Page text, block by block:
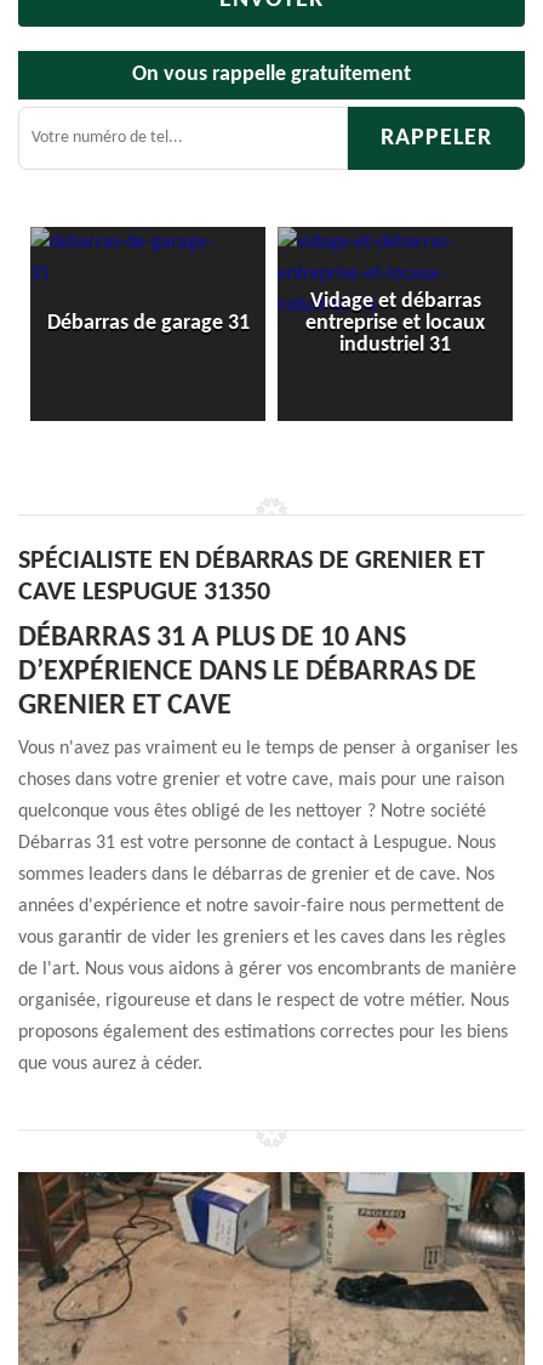
On vous rappelle gratuitement
de garage 31
Vidage et débarras
entreprise et locaux
industriel 31
SPÉCIALISTE EN DÉBARRAS DE GRENIER ET
CAVE LESPUGUE 31350
DÉBARRAS 31 A PLUS DE 10 ANS
D’EXPÉRIENCE DANS LE DÉBARRAS DE
GRENIER ET CAVE
Vous n'avez pas vraiment eu le temps de penser à organiser les
choses dans votre grenier et votre cave, mais pour une raison
quelconque vous êtes obligé de les nettoyer ? Notre société
Débarras 31 est votre personne de contact à Lespugue. Nous
sommes leaders dans le débarras de grenier et de cave. Nos
années d'expérience et notre savoir-faire nous permettent de
vous garantir de vider les greniers et les caves dans les règles
de l'art. Nous vous aidons à gérer vos encombrants de manière
organisée, rigoureuse et dans le respect de votre métier. Nous
proposons également des estimations correctes pour les biens
que vous aurez à céder.